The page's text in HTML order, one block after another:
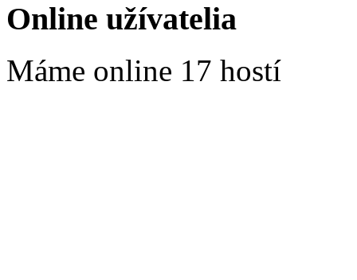
Online užívatelia
Máme online 17 hostí